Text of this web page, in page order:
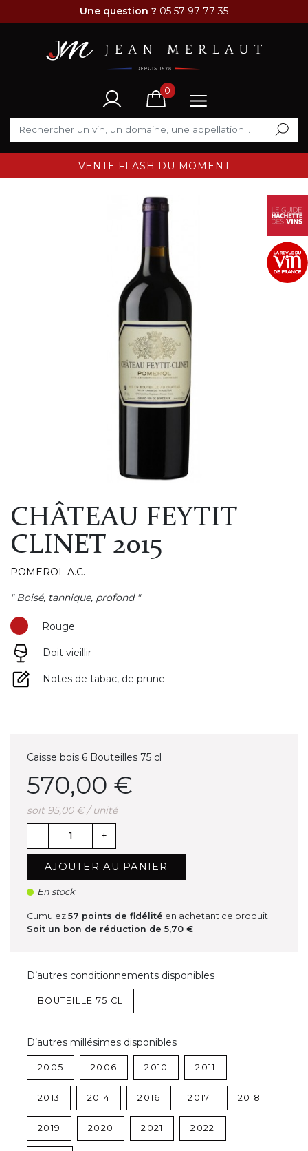
Une question ? 05 57 97 77 35
0
VENTE FLASH DU MOMENT
CHÂTEAU FEYTIT
CLINET 2015
POMEROL A.C.
" Boisé, tannique, profond "
Rouge
Doit vieillir
Notes de tabac, de prune
Caisse bois 6 Bouteilles 75 cl
570,00 €
soit 95,00 € / unité
- +
AJOUTER AU PANIER
En stock
Cumulez 57 points de fidélité en achetant ce produit.
Soit un bon de réduction de 5,70 €.
D’autres conditionnements disponibles
BOUTEILLE 75 CL
D’autres millésimes disponibles
2005 2006 2010 2011
2013 2014 2016 2017 2018
2019 2020 2021 2022